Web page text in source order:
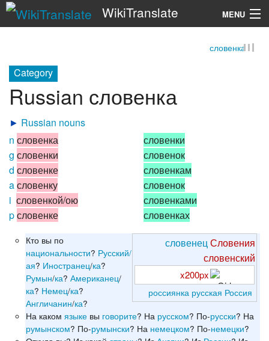
WikiTranslate MENU
словенка
Category
Russian словенка
► Russian nouns
n словенка
g словенки
d словенке
aсловенку
i словенкой/ою
pсловенке
словенки
словенок
словенкам
словенок
словенками
словенках
словенецСловения
словенский
x200px
россиянка русская Россия
Кто вы по
национальности? Русский/
ая? Иностранец/ка?
Румын/ка?Американец/
ка? Немец/ка?
Англичанин/ка?
На какомязыке вы говорите? На русском? По-русски? На
румынском? По-румынски? На немецком? По-немецки?